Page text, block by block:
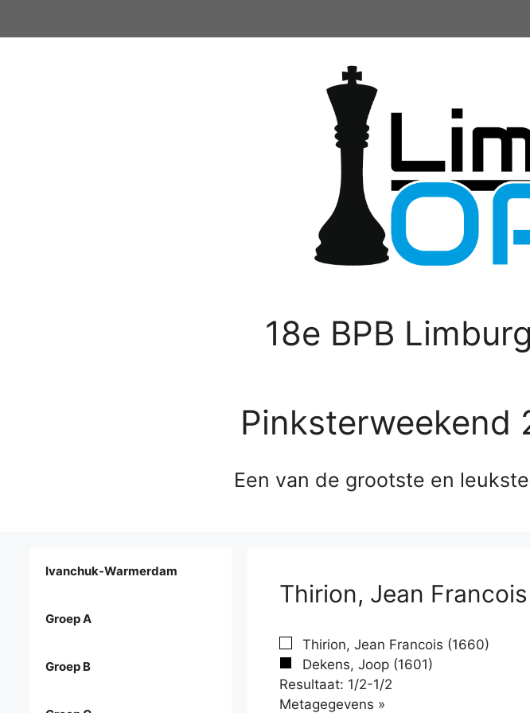
18e BPB
Pinksterweekend
Een van de grootste en
Thirion, Jean
Thirion, Jean Francois (1660)
Dekens, Joop (1601)
Resultaat: 1/2-1/2
Metagegevens »
Ivanchuk-Warmerdam
Groep A
Groep B